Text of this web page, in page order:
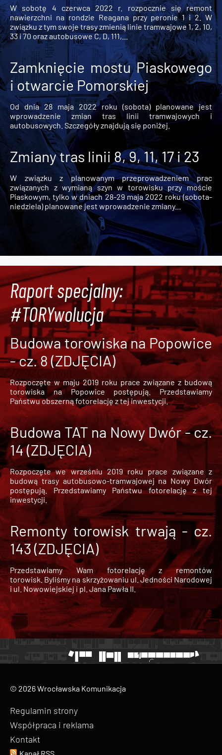
W sobotę 4 czerwca 2022 r. rozpocznie się remont
nawierzchni na rondzie Reagana przy peronie 1 i 2. W
związku z tym swoje trasy zmienią linie tramwajowe 1, 2, 10,
33 i 70 oraz autobusowe C, D, 111,...
Zamknięcie mostu Piaskowego
i otwarcie Pomorskiej
Od dnia 28 maja 2022 roku (sobota) planowane jest
wprowadzenie zmian tras linii tramwajowych i
autobusowych. Szczegóły znajdują się poniżej.
Zmiany tras linii 8, 9, 11, 17 i 23
W związku z planowanym przeprowadzeniem prac
związanych z wymianą szyn w torowisku przy moście
Piaskowym, tylko w dniach 28-29 maja 2022 roku (sobota-
niedziela) planowane jest wprowadzenie zmiany...
Raport specjalny:
#TORYwolucja
Budowa torowiska na Popowice
- cz. 8 (ZDJĘCIA)
Rozpoczęte w maju 2019 roku prace związane z budową
torowiska na Popowice
postępują. Przedstawiamy
Państwu obszerną fotorelację z tej inwestycji.
Budowa TAT na Nowy Dwór - cz.
14 (ZDJĘCIA)
Rozpoczęte we wrześniu 2019 roku prace związane z
budową trasy autobusowo-tramwajowej na Nowy Dwór
postępują. Przedstawiamy Państwu fotorelację z tej
inwestycji.
Remonty torowisk trwają - cz.
143 (ZDJĘCIA)
Przedstawiamy Wam fotorelację z remontów
torowisk. Byliśmy na skrzyżowaniu ul. Jedności Narodowej
i ul. Nowowiejskiej i pl. Jana Pawła II.
© 2026 Wrocławska Komunikacja
Regulamin strony
Współpraca i reklama
Kontakt